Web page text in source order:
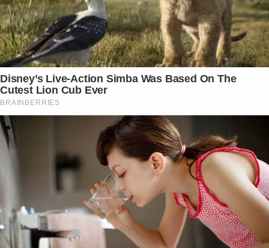
Disney’s Live-Action Simba Was Based On The
Cutest Lion Cub Ever
BRAINBERRIES